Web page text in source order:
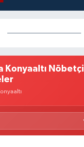
Konyaaltı Nöbetçi